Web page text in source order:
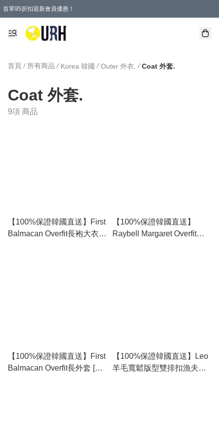
首單95折扣迎新會員優惠！
特選會員可享全單低至 95 折優惠！
單一訂單滿HKD600(澳門HKD800)包郵寄順豐送到家。
首頁 / 所有商品 / Korea 韓國 / Outer 外衣. / Coat 外套.
Coat 外套.
9項 商品
【100%保證韓國直送】First
Balmacan Overfit長袍大衣外
【100%保證韓國直送】
Raybell Margaret Overfit寬
【100%保證韓國直送】First
Balmacan Overfit長外套 [3
【100%保證韓國直送】Leo
羊毛寬鬆版型雙排扣漁夫大